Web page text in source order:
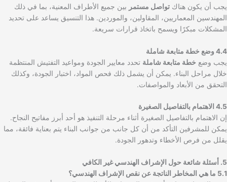
يجب أن يكون هناك تواصل مستمر بين جميع الأطراف المعنية، بما في ذلك
المهندسين المعماريين، المقاولين، والموردين. هذا التنسيق يساعد على تحديد
المشكلات مبكرًا ويسمح باتخاذ قرارات سريعة.
4.4 وضع خطة متابعة شاملة
يجب وضع خطة متابعة شاملة تحدد معايير الجودة ومواعيد التفتيش المنتظمة
خلال مراحل البناء. يمكن أن يشمل ذلك فحص المواد، اختبار الجودة، وكذلك
التحقق من الأبعاد والمواصفات.
4.5 الاهتمام بالتفاصيل الصغيرة
إن الاهتمام بالتفاصيل الصغيرة أثناء مرحلة التنفيذ هو أحد أبرز مفاتيح النجاح.
يمكن للمشرفين التأكد من أن كل جانب من جوانب البناء يتم بعناية فائقة، مما
يقلل من فرص الأخطاء وتدهور الجودة.
5. أسئلة شائعة حول الإشراف الهندسي غير الكافي
5.1 ما هي المخاطر الناتجة عن نقص الإشراف الهندسي؟